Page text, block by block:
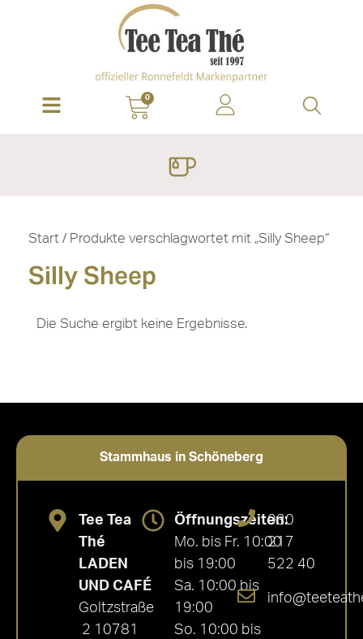
0
Start / Produkte verschlagwortet mit „Silly Sheep“
Silly Sheep
Die Suche ergibt keine Ergebnisse.
Stammhaus in Schöneberg
Tee Tea
Thé
LADEN
UND CAFÉ
Goltzstraße
2 10781
Öffnungszeiten:
Mo. bis Fr. 10:00
bis 19:00
Sa. 10:00 bis
19:00
So. 10:00 bis
030
217
522 40